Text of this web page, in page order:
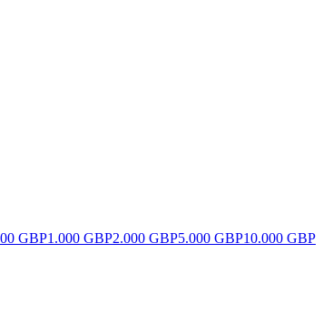
GBP1.000 GBP2.000 GBP5.000 GBP10.000 GBP